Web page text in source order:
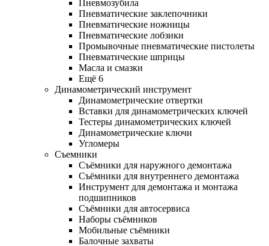
Пневмозубила
Пневматические заклепочники
Пневматические ножницы
Пневматические лобзики
Промывочные пневматические пистолеты
Пневматические шприцы
Масла и смазки
Ещё 6
Динамометрический инструмент
Динамометрические отвертки
Вставки для динамометрических ключей
Тестеры динамометрических ключей
Динамометрические ключи
Угломеры
Съемники
Съёмники для наружного демонтажа
Съёмники для внутреннего демонтажа
Инструмент для демонтажа и монтажа
подшипников
Съёмники для автосервиса
Наборы съёмников
Мобильные съёмники
Балочные захваты